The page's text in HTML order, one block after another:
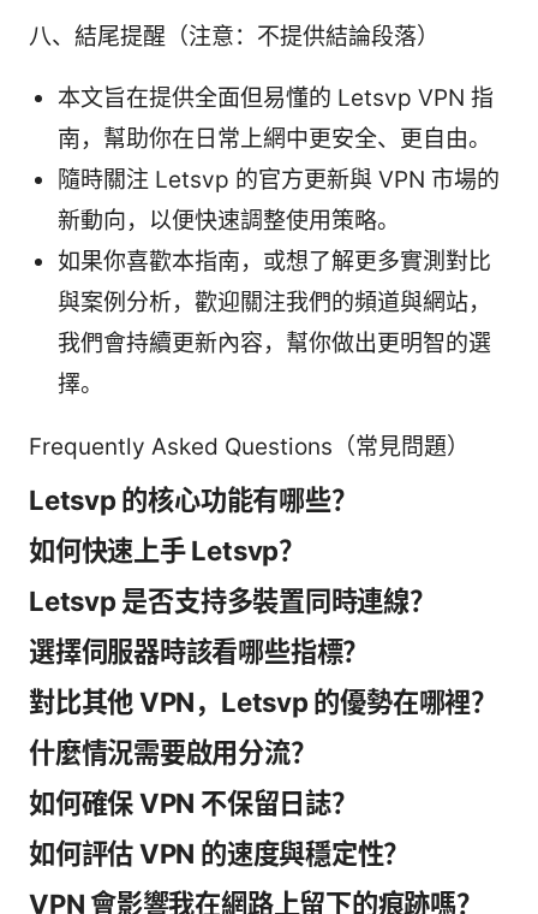
八、結尾提醒（注意：不提供結論段落）
本文旨在提供全面但易懂的 Letsvp VPN 指
南，幫助你在日常上網中更安全、更自由。
隨時關注 Letsvp 的官方更新與 VPN 市場的
新動向，以便快速調整使用策略。
如果你喜歡本指南，或想了解更多實測對比
與案例分析，歡迎關注我們的頻道與網站，
我們會持續更新內容，幫你做出更明智的選
擇。
Frequently Asked Questions（常見問題）
Letsvp 的核心功能有哪些？
如何快速上手 Letsvp？
Letsvp 是否支持多裝置同時連線？
選擇伺服器時該看哪些指標？
對比其他 VPN，Letsvp 的優勢在哪裡？
什麼情況需要啟用分流？
如何確保 VPN 不保留日誌？
如何評估 VPN 的速度與穩定性？
VPN 會影響我在網路上留下的痕跡嗎？